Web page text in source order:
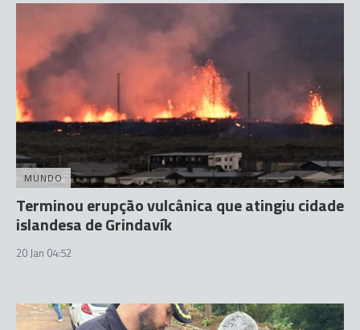
MUNDO
Terminou erupção vulcânica que atingiu cidade
islandesa de Grindavík
20 Jan 04:52